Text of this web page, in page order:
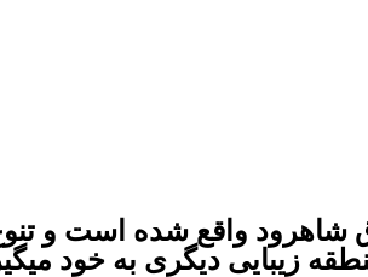
شمال شرق شاهرود واقع
زیبایی دیگری به خود